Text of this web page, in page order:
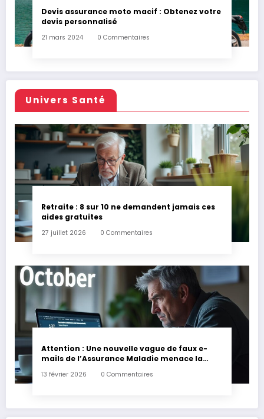
Devis assurance moto macif : Obtenez votre
devis personnalisé
21 mars 2024 0 Commentaires
Univers Santé
Retraite : 8 sur 10 ne demandent jamais ces
aides gratuites
27 juillet 2026 0 Commentaires
Attention : Une nouvelle vague de faux e-
mails de l’Assurance Maladie menace la
13 février 2026 0 Commentaires